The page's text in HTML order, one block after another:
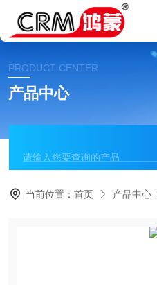
PRODUCT CENTER
产品中心
当前位置：首页 产品中心